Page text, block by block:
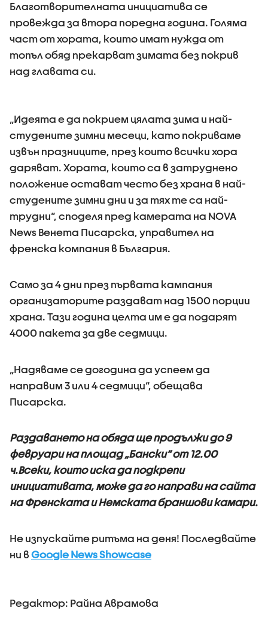
Благотворителната инициатива се
провежда за втора поредна година. Голяма
част от хората, които имат нужда от
топъл обяд прекарват зимата без покрив
над главата си.
„Идеята е да покрием цялата зима и най-
студените зимни месеци, като покриваме
извън празниците, през които всички хора
даряват. Хората, които са в затруднено
положение остават често без храна в най-
студените зимни дни и за тях те са най-
трудни“, споделя пред камерата на NOVA
News Венета Писарска, управител на
френска компания в България.
Само за 4 дни през първата кампания
организаторите раздават над 1500 порции
храна. Тази година целта им е да подарят
4000 пакета за две седмици.
„Надяваме се догодина да успеем да
направим 3 или 4 седмици“, обещава
Писарска.
Раздаването на обяда ще продължи до 9
февруари на площад „Бански“ от 12.00
ч.Всеки, които иска да подкрепи
инициативата, може да го направи на сайта
на Френската и Немската браншови камари.
Не изпускайте ритъма на деня! Последвайте
ни в Google News Showcase
Редактор: Райна Аврамова